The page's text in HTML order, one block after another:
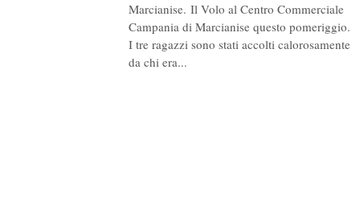
Marcianise. Il Volo al Centro Commerciale
Campania di Marcianise questo pomeriggio.
I tre ragazzi sono stati accolti calorosamente
da chi era...